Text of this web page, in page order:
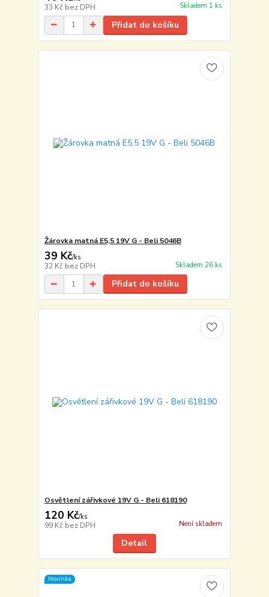
33 Kč bez DPH Skladem 1 ks
Přidat do košíku
Žárovka matná E5,5 19V G - Beli 5046B
39 Kč/ks
32 Kč bez DPH Skladem 26 ks
Přidat do košíku
Osvětlení zářivkové 19V G - Beli 618190
120 Kč/ks
99 Kč bez DPH Není skladem
Detail
Novinka